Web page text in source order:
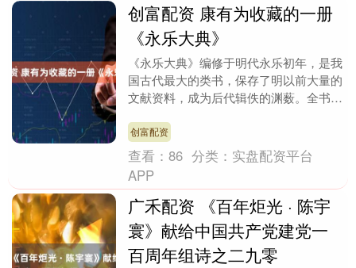
创富配资 康有为收藏的一册
《永乐大典》
《永乐大典》编修于明代永乐初年，是我
国古代最大的类书，保存了明以前大量的
文献资料，成为后代辑佚的渊薮。全书共
目录六十卷），按....
创富配资
查看：86 分类： 实盘配资平台
APP
广禾配资 《百年炬光 · 陈宇
寰》献给中国共产党建党一
百周年组诗之二九零